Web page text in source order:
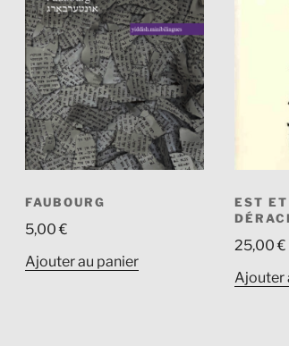
FAUBOURG
5,00€
Ajouter au panier
EST
25,00€
Ajouter